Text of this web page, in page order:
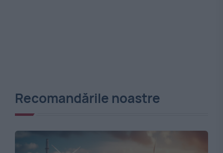
Recomandările noastre